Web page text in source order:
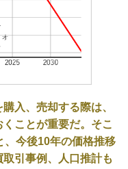
入、売却する際は、
ことが重要だ。そこ
、今後10年の価格推移
引事例、人口推計も